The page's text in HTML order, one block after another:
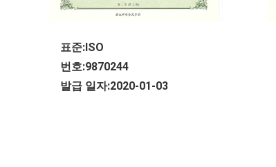
표준:ISO
번호:9870244
발급 일자:2020-01-03